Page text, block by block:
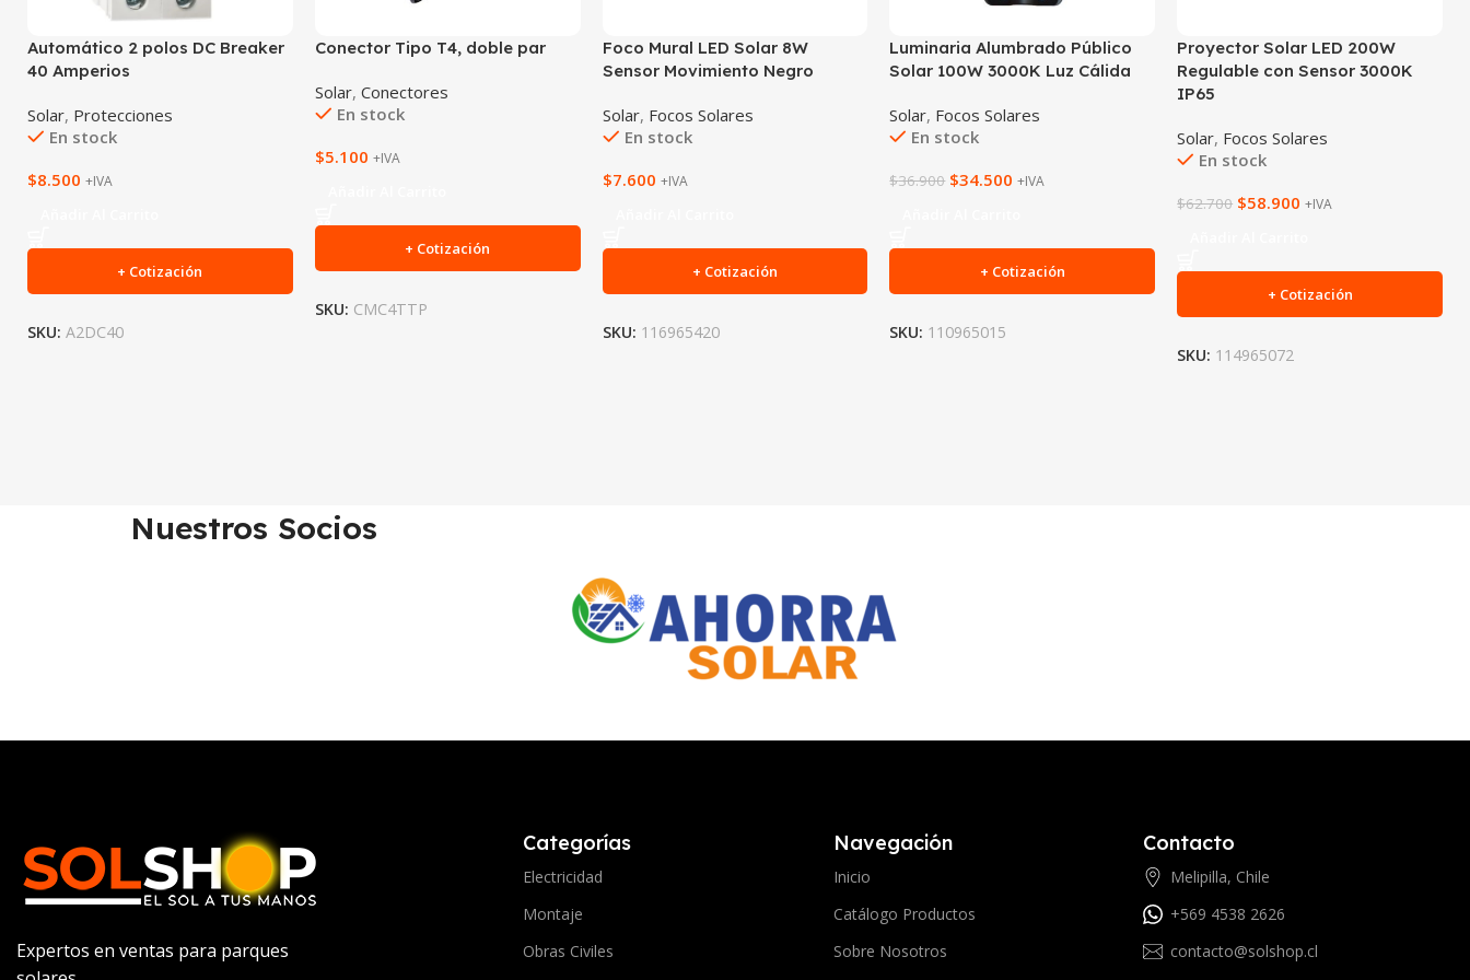
Automático 2 polos DC Breaker
40 Amperios
Solar, Protecciones
En stock
$8.500 +IVA
+ Cotización
SKU: A2DC40
Conector Tipo T4, doble par
Solar, Conectores
En stock
$5.100 +IVA
+ Cotización
SKU: CMC4TTP
Foco Mural LED Solar 8W
Sensor Movimiento Negro
Solar, Focos Solares
En stock
$7.600 +IVA
+ Cotización
SKU: 116965420
Luminaria Alumbrado Público
Solar 100W 3000K Luz Cálida
Solar, Focos Solares
En stock
$36.900 $34.500 +IVA
+ Cotización
SKU: 110965015
Proyector Solar LED 200W
Regulable con Sensor 3000K
IP65
Solar, Focos Solares
En stock
$62.700 $58.900 +IVA
+ Cotización
SKU: 114965072
Nuestros Socios
Expertos en ventas para parques
Categorías
Electricidad
Montaje
Obras Civiles
Navegación
Inicio
Catálogo Productos
Sobre Nosotros
Contacto
Melipilla, Chile
+569 4538 2626
contacto@solshop.cl